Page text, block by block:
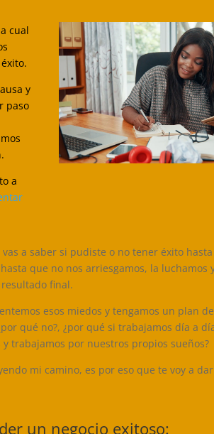
cual
y
paso
a
a saber si pudiste o no tener éxito
que no nos arriesgamos, la luchamos
final.
esos miedos y tengamos un plan
qué no?, ¿por qué si trabajamos día a
trabajamos por nuestros propios sueños?
mi camino, es por eso que te voy a
un negocio exitoso: